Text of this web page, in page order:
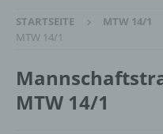
STARTSEITE MTW 14/1
MTW 14/1
MTW 14/1